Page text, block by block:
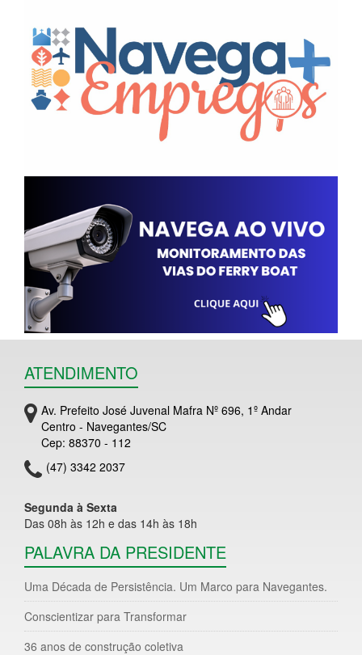
ATENDIMENTO
Av. Prefeito José Juvenal Mafra Nº 696, 1º Andar
Centro - Navegantes/SC
Cep: 88370 - 112
(47) 3342 2037
Segunda à Sexta
Das 08h às 12h e das 14h às 18h
PALAVRA DA PRESIDENTE
Uma Década de Persistência. Um Marco para Navegantes.
Conscientizar para Transformar
36 anos de construção coletiva